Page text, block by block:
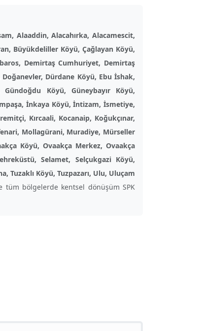
Alaaddin, Alacahırka, Alacamescit,
Büyükdeliller Köyü, Çağlayan Köyü,
Demirtaş Cumhuriyet, Demirtaş
Dürdane Köyü, Ebu İshak,
Köyü, Güneybayır Köyü,
İnkaya Köyü, İntizam, İsmetiye,
Kırcaali, Kocanaip, Koğukçınar,
Mollagürani, Muradiye, Mürseller
Köyü, Ovaakça Merkez, Ovaakça
Selamet, Selçukgazi Köyü,
Tuzaklı Köyü, Tuzpazarı, Ulu, Uluçam
tüm bölgelerde kentsel dönüşüm SPK